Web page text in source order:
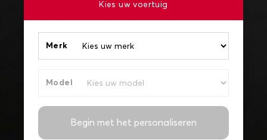
Kies uw voertuig
Merk
Model
Begin met het personaliseren